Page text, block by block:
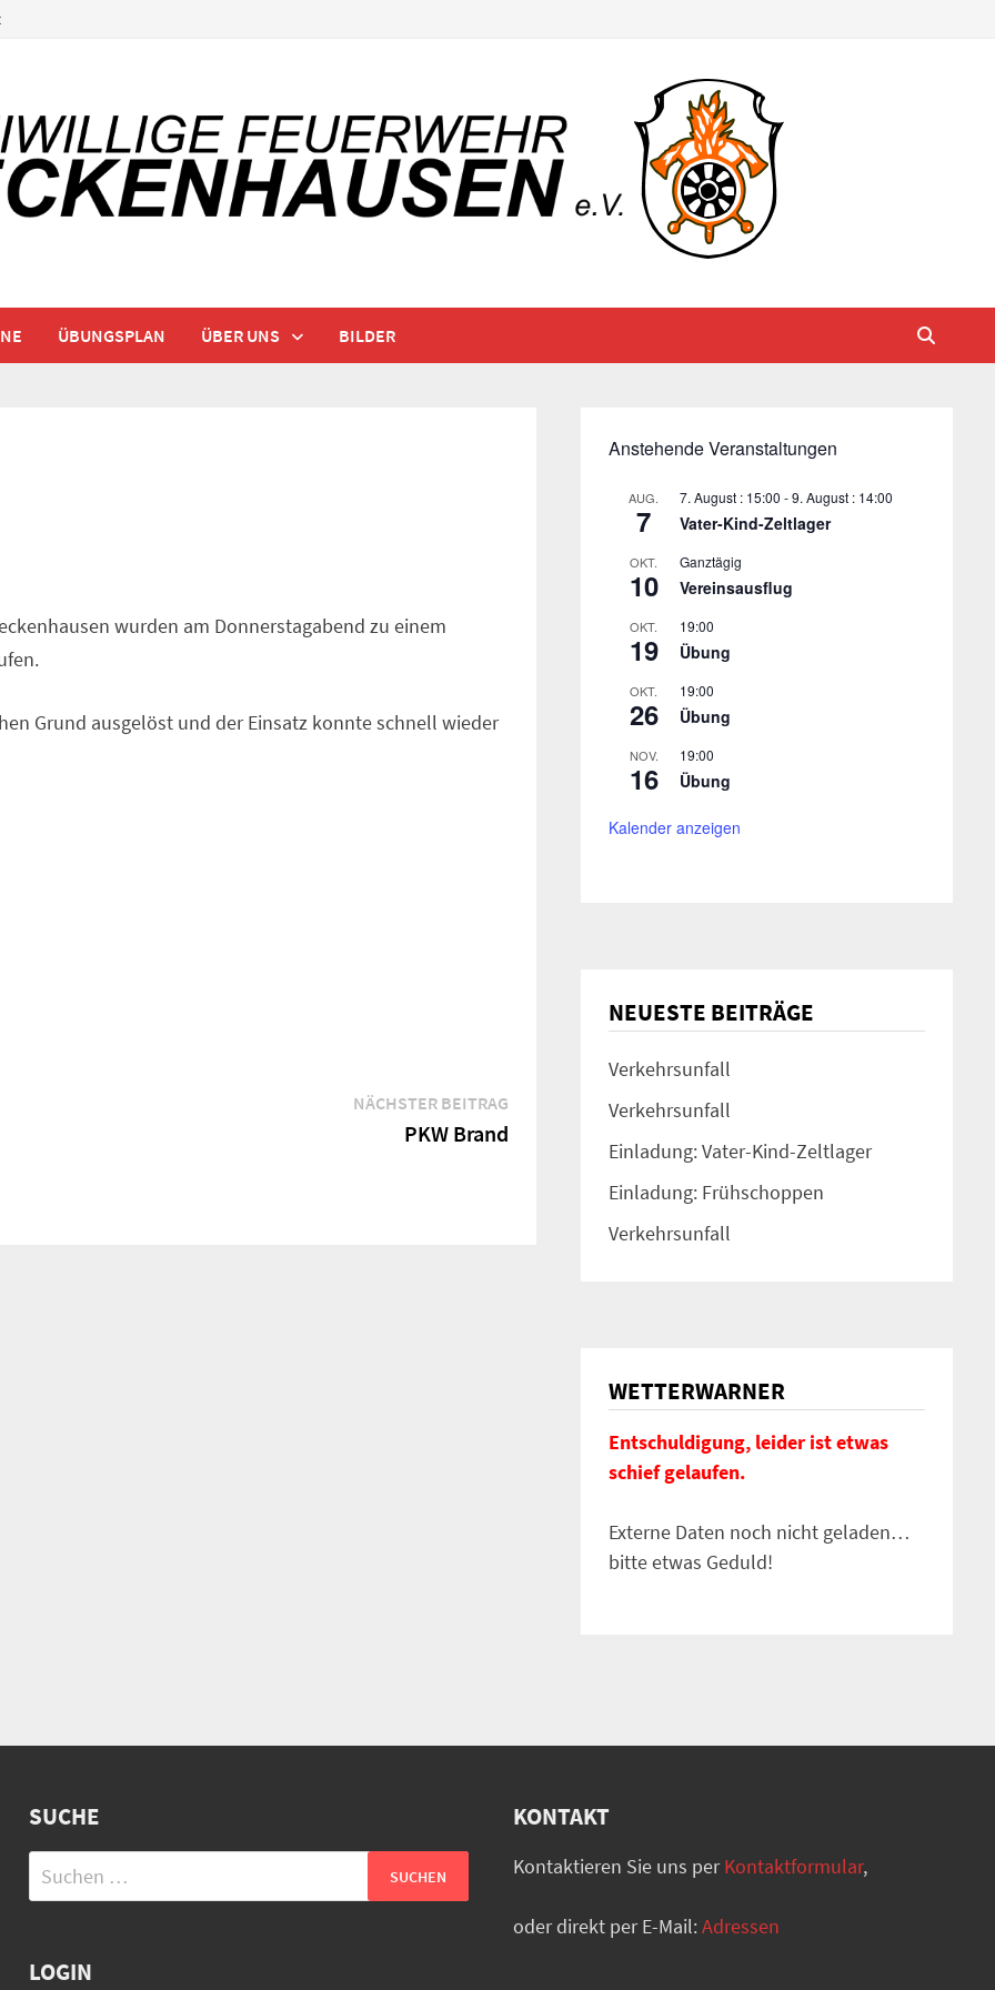
ÜBUNGSPLAN ÜBER UNS BILDER
wurden am Donnerstagabend zu einem
Grund ausgelöst und der Einsatz konnte schnell wieder
NÄCHSTER BEITRAGNächster
Beitrag:
PKW Brand
Anstehende Veranstaltungen
AUG.
7
7. August : 15:00 -9. August : 14:00
Vater-Kind-Zeltlager
OKT.
10
Ganztägig
Vereinsausflug
OKT.
19
19:00
Übung
OKT.
26
19:00
Übung
NOV.
16
19:00
Übung
Kalender anzeigen
NEUESTE BEITRÄGE
Verkehrsunfall
Verkehrsunfall
Einladung: Vater-Kind-Zeltlager
Einladung: Frühschoppen
Verkehrsunfall
WETTERWARNER
Entschuldigung, leider ist etwas
schief gelaufen.
Externe Daten noch nicht geladen…
bitte etwas Geduld!
SUCHE
Suchen
nach:
LOGIN
KONTAKT
Kontaktieren Sie uns perKontaktformular,
oder direkt per E-Mail:Adressen